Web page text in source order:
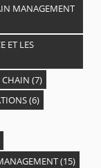
MANAGEMENT
ET LES
CHAIN (7)
(6)
(15)